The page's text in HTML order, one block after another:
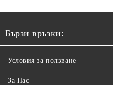
Бързи връзки:
Условия за ползване
За Нас